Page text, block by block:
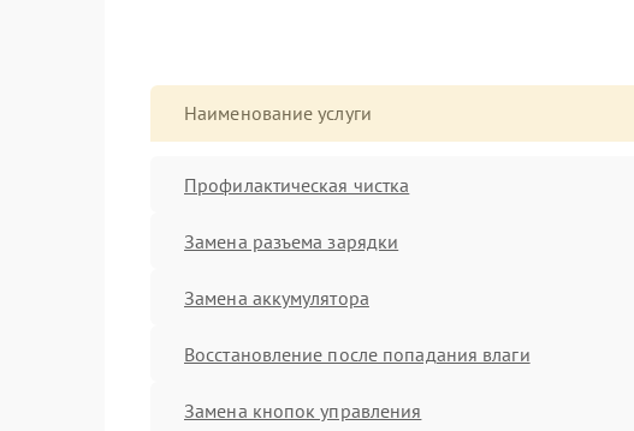
Наименование услуги
Профилактическая чистка
Замена разъема зарядки
Замена аккумулятора
Восстановление после попадания влаги
Замена кнопок управления